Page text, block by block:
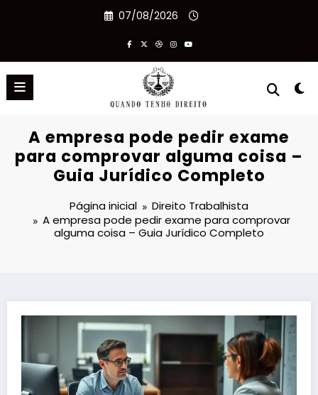
07/08/2026
A empresa pode pedir exame
para comprovar alguma coisa –
Guia Jurídico Completo
Página inicial
Direito Trabalhista
A empresa pode pedir exame para comprovar
alguma coisa – Guia Jurídico Completo